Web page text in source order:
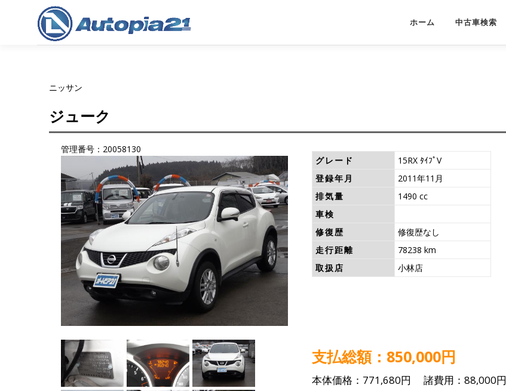
ホーム 中古車検索
ニッサン
ジューク
管理番号：20058130
グレード
15RX ﾀｲﾌﾟV
登録年月
2011年11月
排気量
1490 cc
車検
修復歴
修復歴なし
走行距離
78238 km
取扱店
小林店
支払総額：850,000円
本体価格：771,680円 諸費用：88,000円